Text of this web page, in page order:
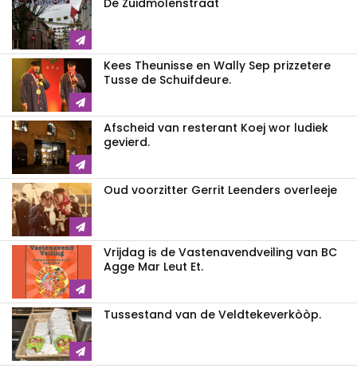
De Zuidmolenstraat
Kees Theunisse en Wally Sep prizzetere
Tusse de Schuifdeure.
Afscheid van resterant Koej wor ludiek
gevierd.
Oud voorzitter Gerrit Leenders overleeje
Vrijdag is de Vastenavendveiling van BC
Agge Mar Leut Et.
Tussestand van de Veldtekeverkòòp.